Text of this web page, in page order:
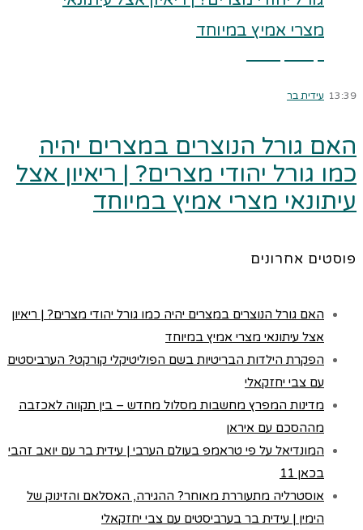
13:39 עידית בר
האם גורל הנוצרים במצרים יהיה
כמו גורל יהודי מצרים? | ריאיון אצל
עיתונאי מצרי אמיץ במיוחד
פוסטים אחרונים
האם גורל הנוצרים במצרים יהיה כמו גורל יהודי מצרים? | ריאיון
אצל עיתונאי מצרי אמיץ במיוחד
הפקרת הילדות הבריטיות בשם הפוליטיקלי קורקט? הערביסטים
עם צבי יחזקאלי
מדינות המפרץ מחשבות מסלול מחדש – בין תקווה לאכזבה
מההסכם עם איראן
המונדיאל על פי טראמפ בעולם הערבי | עידית בר עם יואב זהבי
בכאן 11
אוסטרליה מתעוררת מאוחר? ההגירה, האסלאם והזינוק של
הימין | עידית בר בערביסטים עם צבי יחזקאלי